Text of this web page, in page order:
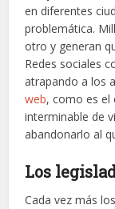
en diferentes
problemática.
otro y generan
Redes sociales
atrapando a los
web, como es el
interminable de
abandonarlo al
Los
Cada vez más